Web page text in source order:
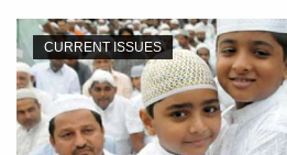
CURRENT ISSUES